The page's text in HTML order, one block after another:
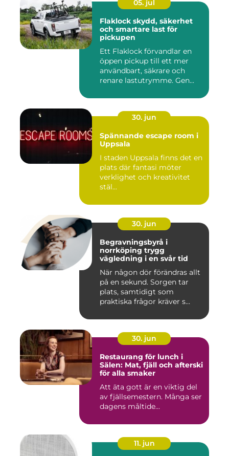
05. jul
Flaklock skydd, säkerhet
och smartare last för
pickupen
Ett Flaklock förvandlar en
öppen pickup till ett mer
användbart, säkrare och
renare lastutrymme. Gen...
30. jun
Spännande escape room i
Uppsala
I staden Uppsala finns det en
plats där fantasi möter
verklighet och kreativitet
stäl...
30. jun
Begravningsbyrå i
norrköping trygg
vägledning i en svår tid
När någon dör förändras allt
på en sekund. Sorgen tar
plats, samtidigt som
praktiska frågor kräver s...
30. jun
Restaurang för lunch i
Sälen: Mat, fjäll och afterski
för alla smaker
Att äta gott är en viktig del
av fjällsemestern. Många ser
dagens måltide...
11. jun